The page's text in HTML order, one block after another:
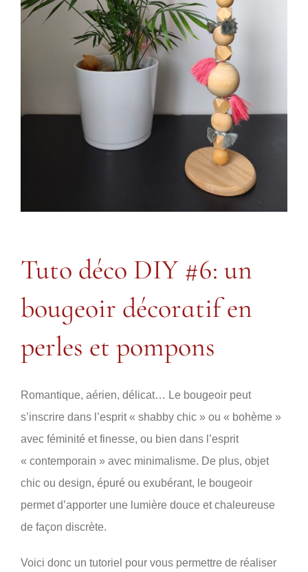
Tuto déco DIY #6: un
bougeoir décoratif en
perles et pompons
Romantique, aérien, délicat… Le bougeoir peut
s’inscrire dans l’esprit « shabby chic » ou « bohème »
avec féminité et finesse, ou bien dans l’esprit
« contemporain » avec minimalisme. De plus, objet
chic ou design, épuré ou exubérant, le bougeoir
permet d’apporter une lumière douce et chaleureuse
de façon discrète.
Voici donc un tutoriel pour vous permettre de réaliser